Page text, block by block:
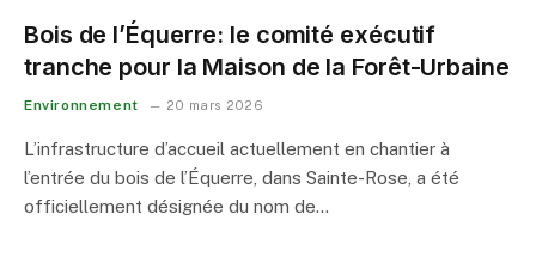
Bois de l’Équerre: le comité exécutif
tranche pour la Maison de la Forêt-Urbaine
Environnement 20 mars 2026
L’infrastructure d’accueil actuellement en chantier à
l’entrée du bois de l’Équerre, dans Sainte-Rose, a été
officiellement désignée du nom de…